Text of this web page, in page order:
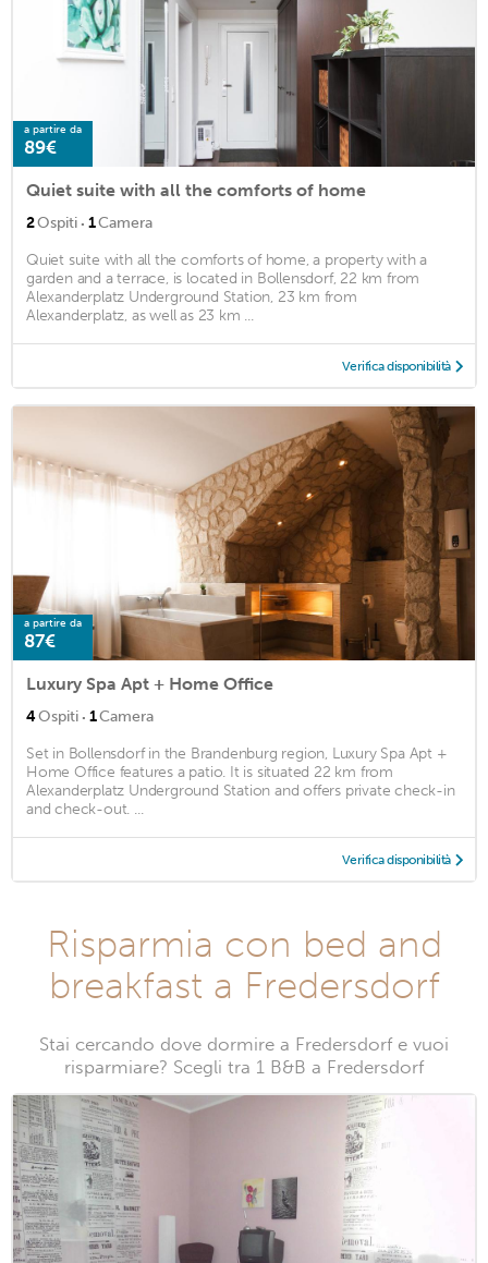
a partire da
89€
Quiet suite with all the comforts of home
2Ospiti · 1Camera
Quiet suite with all the comforts of home, a property with a
garden and a terrace, is located in Bollensdorf, 22 km from
Alexanderplatz Underground Station, 23 km from
Alexanderplatz, as well as 23 km ...
Verifica disponibilità
a partire da
87€
Luxury Spa Apt + Home Office
4Ospiti · 1Camera
Set in Bollensdorf in the Brandenburg region, Luxury Spa Apt +
Home Office features a patio. It is situated 22 km from
Alexanderplatz Underground Station and offers private check-in
and check-out. ...
Verifica disponibilità
Risparmia con bed and
breakfast a Fredersdorf
Stai cercando dove dormire a Fredersdorf e vuoi
risparmiare? Scegli tra 1 B&B a Fredersdorf